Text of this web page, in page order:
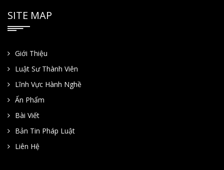
SITE MAP
Giới Thiệu
Luật Sư Thành Viên
Lĩnh Vực Hành Nghề
Ấn Phẩm
Bài Viết
Bản Tin Pháp Luật
Liên Hệ